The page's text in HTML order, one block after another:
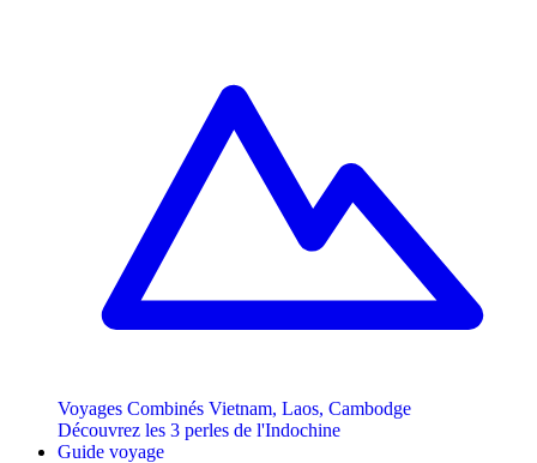
Voyages Combinés Vietnam, Laos, Cambodge
Découvrez les 3 perles de l'Indochine
Guide voyage